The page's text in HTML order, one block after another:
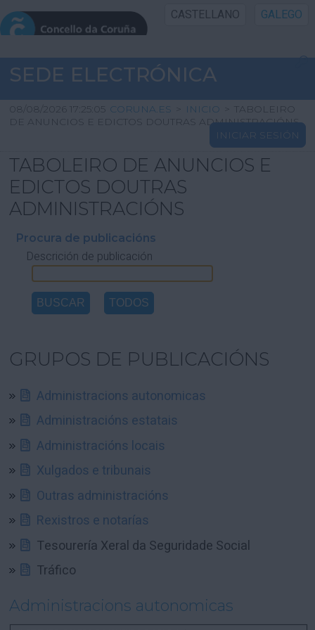
CASTELLANO GALEGO
INICIO SEDE
INICIO
INFORMACIÓN PÚBLICA
CARTAFOL CIDADÁN
UTILIDADES
AXUDA
SEDE ELECTRÓNICA
08/08/2026 17:25:05 CORUNA.ES > INICIO > TABOLEIRO
DE ANUNCIOS E EDICTOS DOUTRAS ADMINISTRACIÓNS
INICIAR SESIÓN
TABOLEIRO DE ANUNCIOS E
EDICTOS DOUTRAS
ADMINISTRACIÓNS
Procura de publicacións
Descrición de publicación
GRUPOS DE PUBLICACIÓNS
Administracions autonomicas
Administracións estatais
Administracións locais
Xulgados e tribunais
Outras administracións
Rexistros e notarías
Tesourería Xeral da Seguridade Social
Tráfico
Administracions autonomicas